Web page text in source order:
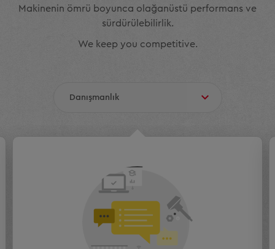
Makinenin ömrü boyunca olağanüstü performans ve
sürdürülebilirlik.
We keep you competitive.